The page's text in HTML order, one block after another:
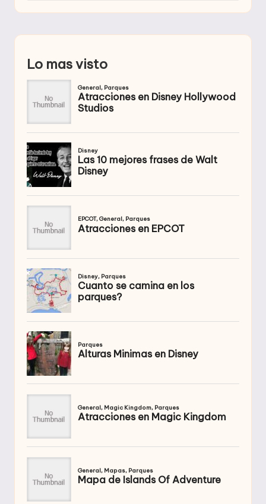
Lo mas visto